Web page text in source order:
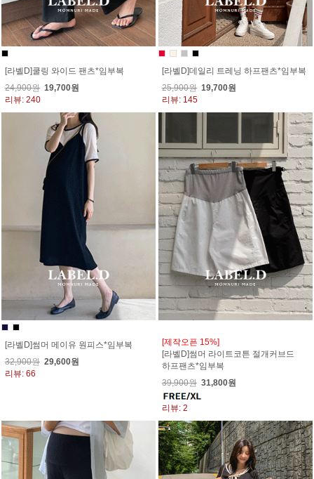
[라벨D]쿨링 와이드 팬츠*임부복
24,900원 19,700원
리뷰: 240
[라벨D]데일리 트레닝 하프팬츠*임부복
25,900원 19,700원
리뷰: 145
[라벨D]썸머 메이유 원피스*임부복
32,900원 29,600원
리뷰: 66
[제작오픈 15%]
[라벨D]썸머 라이트코튼 절개커브드
하프팬츠*임부복
39,900원 31,800원
리뷰: 2